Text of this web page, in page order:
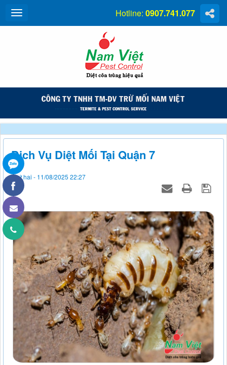
Hotline: 0907.741.077
Dịch Vụ Diệt Mối Tại Quận 7
Thứ hai - 11/08/2025 22:27